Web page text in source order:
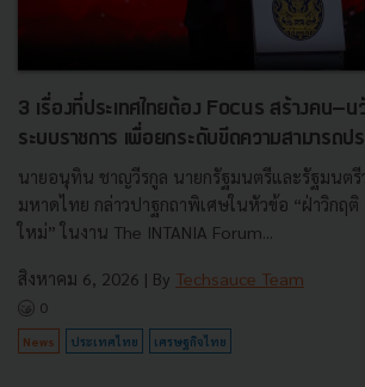
3 เรื่องที่ประเทศไทยต้อง Focus สร้างคน–
ระบบราชการ เพื่อยกระดับขีดความสามารถปร
นายอนุทิน ชาญวีรกูล นายกรัฐมนตรีและรัฐมนตรี
มหาดไทย กล่าวปาฐกถาพิเศษในหัวข้อ “ฝ่าวิกฤติ
ใหม่” ในงาน The INTANIA Forum...
สิงหาคม 6, 2026 | By Techsauce Team
0
News ประเทศไทย เศรษฐกิจไทย